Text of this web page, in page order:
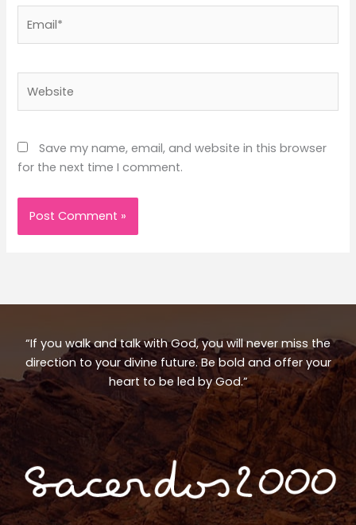
Save my name, email, and website in this browser
for the next time I comment.
“If you walk and talk with God, you will never miss the
direction to your divine future. Be bold and offer your
heart to be led by God.”